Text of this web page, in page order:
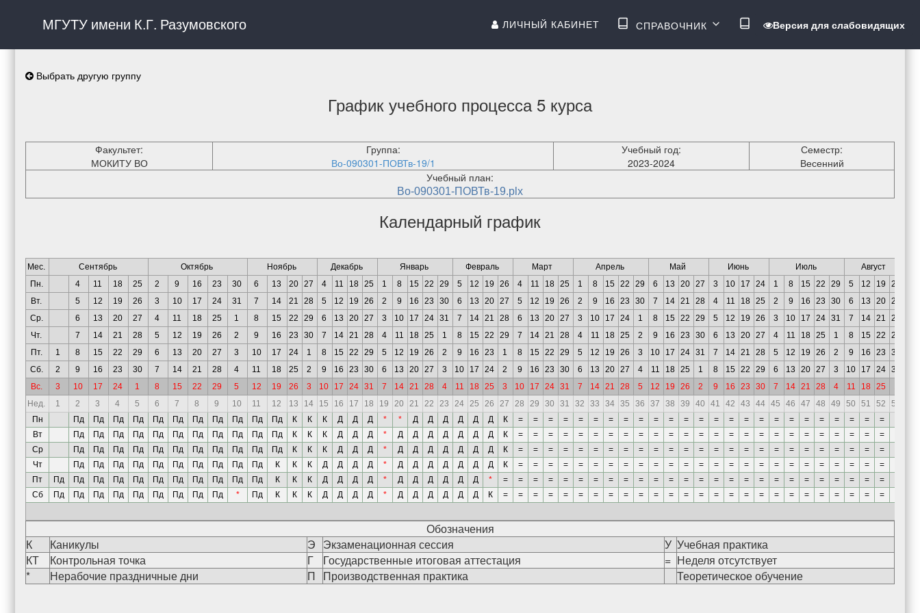
МГУТУ имени К.Г. Разумовского ЛИЧНЫЙ КАБИНЕТ СПРАВОЧНИК МЕНЮ ВОЙТИ
Версия для слабовидящих
Выбрать другую группу
График учебного процесса 5 курса
Факультет:
МОКИТУ ВО
Группа:
Во-090301-ПОВТв-19/1
Учебный год:
2023-2024
Семестр:
Весенний
Учебный план:
Во-090301-ПОВТв-19.plx
Календарный график
Мес. Сентябрь Октябрь Ноябрь Декабрь Январь Февраль Март Апрель Май Июнь Июль
Август
Пн.
4 11 18 25 2 9 16 23 30 6 13 20 27 4 11 18 25 1 8 15 22 29 5 12 19 26 4 11 18 25 1 8 15 22 29 6 13 20 27 3 10 17 24 1 8 15 22 29 5 12 19
26
Вт.
5 12 19 26 3 10 17 24 31 7 14 21 28 5 12 19 26 2 9 16 23 30 6 13 20 27 5 12 19 26 2 9 16 23 30 7 14 21 28 4 11 18 25 2 9 16 23 30 6 13 20 27
Ср.
6 13 20 27 4 11 18 25 1 8 15 22 29 6 13 20 27 3 10 17 24 31 7 14 21 28 6 13 20 27 3 10 17 24 1 8 15 22 29 5 12 19 26 3 10 17 24 31 7 14 21
28
Чт.
7 14 21 28 5 12 19 26 2 9 16 23 30 7 14 21 28 4 11 18 25 1 8 15 22 29 7 14 21 28 4 11 18 25 2 9 16 23 30 6 13 20 27 4 11 18 25 1 8 15 22
29
Пт.
1 8 15 22 29 6 13 20 27 3 10 17 24 1 8 15 22 29 5 12 19 26 2 9 16 23 1 8 15 22 29 5 12 19 26 3 10 17 24 31 7 14 21 28 5 12 19 26 2 9 16 23
30
Сб.
2 9 16 23 30 7 14 21 28 4 11 18 25 2 9 16 23 30 6 13 20 27 3 10 17 24 2 9 16 23 30 6 13 20 27 4 11 18 25 1 8 15 22 29 6 13 20 27 3 10 17 24 31
Вс.
3 10 17 24 1 8 15 22 29 5 12 19 26 3 10 17 24 31 7 14 21 28 4 11 18 25 3 10 17 24 31 7 14 21 28 5 12 19 26 2 9 16 23 30 7 14 21 28 4 11 18 25
Нед.
1 2 3 4 5 6 7 8 9 10 11 12 13 14 15 16 17 18 19 20 21 22 23 24 25 26 27 28 29 30 31 32 33 34 35 36 37 38 39 40 41 42 43 44 45 46 47 48 49 50 51 52
53
Пн
Пд Пд Пд Пд Пд Пд Пд Пд Пд Пд Пд К К К Д Д Д * * Д Д Д Д Д Д К = = = = = = = = = = = = = = = = = = = = = = = = =
Вт
Пд Пд Пд Пд Пд Пд Пд Пд Пд Пд Пд К К К Д Д Д * Д Д Д Д Д Д Д К = = = = = = = = = = = = = = = = = = = = = = = = =
Ср
Пд Пд Пд Пд Пд Пд Пд Пд Пд Пд Пд К К К Д Д Д * Д Д Д Д Д Д Д К = = = = = = = = = = = = = = = = = = = = = = = = =
Чт
Пд Пд Пд Пд Пд Пд Пд Пд Пд Пд К К К Д Д Д Д * Д Д Д Д Д Д Д К = = = = = = = = = = = = = = = = = = = = = = = = =
Пт
Пд Пд Пд Пд Пд Пд Пд Пд Пд Пд Пд К К К Д Д Д Д * Д Д Д Д Д Д * = = = = = = = = = = = = = = = = = = = = = = = = = =
Сб
Пд Пд Пд Пд Пд Пд Пд Пд Пд * Пд К К К Д Д Д Д * Д Д Д Д Д Д К = = = = = = = = = = = = = = = = = = = = = = = = = =
Обозначения
К
Каникулы Э Экзаменационная сессия У Учебная практика
КТ
Контрольная точка Г Государственные итоговая аттестация = Неделя отсутствует
*
Нерабочие праздничные дни П Производственная практика Теоретическое обучение